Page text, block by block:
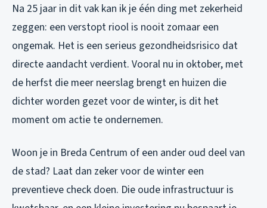
Na 25 jaar in dit vak kan ik je één ding met zekerheid
zeggen: een verstopt riool is nooit zomaar een
ongemak. Het is een serieus gezondheidsrisico dat
directe aandacht verdient. Vooral nu in oktober, met
de herfst die meer neerslag brengt en huizen die
dichter worden gezet voor de winter, is dit het
moment om actie te ondernemen.
Woon je in Breda Centrum of een ander oud deel van
de stad? Laat dan zeker voor de winter een
preventieve check doen. Die oude infrastructuur is